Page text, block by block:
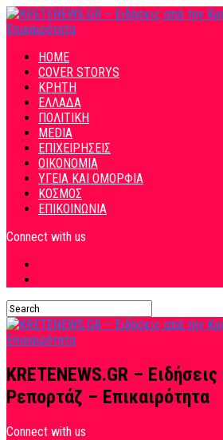
HOME
COVER STORYS
ΚΡΗΤΗ
ΕΛΛΑΔΑ
ΠΟΛΙΤΙΚΗ
MEDIA
ΕΠΙΧΕΙΡΗΣΕΙΣ
ΟΙΚΟΝΟΜΙΑ
ΥΓΕΙΑ ΚΑΙ ΟΜΟΡΦΙΑ
ΚΟΣΜΟΣ
ΕΠΙΚΟΙΝΩΝΙΑ
Connect with us
KRETENEWS.GR –
Ρεπορτάζ – Επικαιρότητα
Connect with us